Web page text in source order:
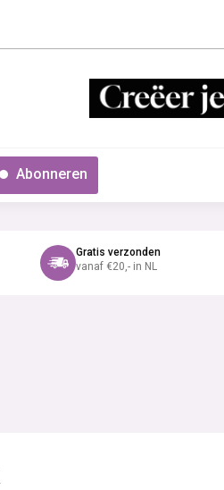
Abonneren
Gratis verzonden
vanaf €20,- in NL